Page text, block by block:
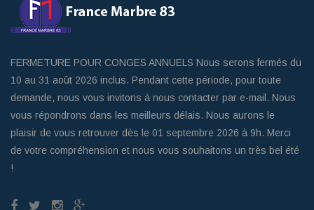
FERMETURE POUR CONGES ANNUELS Nous serons fermés du
10 au 31 août 2026 inclus. Pendant cette période, pour toute
demande, nous vous invitons à nous contacter par e-mail. Nous
vous répondrons dans les meilleurs délais. Nous aurons le
plaisir de vous retrouver dès le 01 septembre 2026 à 9h. Merci
de votre compréhension et nous vous souhaitons un très bel été
!